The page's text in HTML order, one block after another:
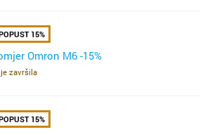
15%
Omron M6 -15%
završila
15%